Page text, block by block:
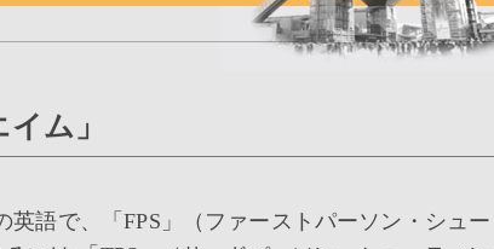
ム」
語で、「FPS」（ファーストパーソン・シュー